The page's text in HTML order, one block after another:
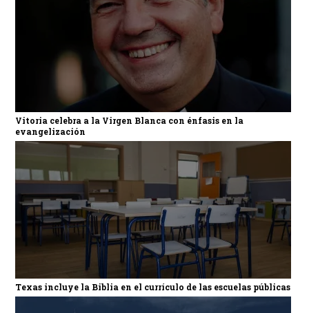
Vitoria celebra a la Virgen Blanca con énfasis en la
evangelización
Texas incluye la Biblia en el currículo de las escuelas públicas